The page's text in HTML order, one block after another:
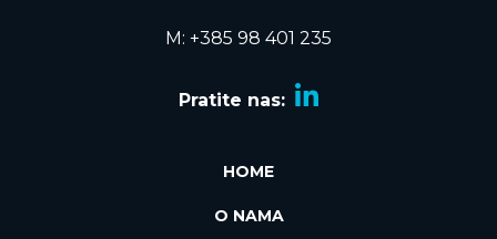
M: +385 98 401 235
Pratite nas:
HOME
O NAMA